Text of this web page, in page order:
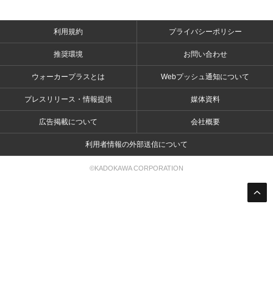
利用規約 プライバシーポリシー
推奨環境 お問い合わせ
ウォーカープラスとは Webプッシュ通知について
プレスリリース・情報提供 媒体資料
広告掲載について 会社概要
利用者情報の外部送信について
©KADOKAWA CORPORATION